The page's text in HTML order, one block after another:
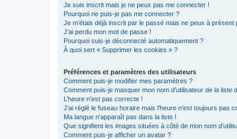
Je suis inscrit mais je ne peux pas me connecter !
Pourquoi ne puis-je pas me connecter ?
Je m’étais déjà inscrit par le passé mais ne peux à présent
J’ai perdu mon mot de passe !
Pourquoi suis-je déconnecté automatiquement ?
À quoi sert « Supprimer les cookies » ?
Préférences et paramètres des utilisateurs
Comment puis-je modifier mes paramètres ?
Comment puis-je masquer mon nom d’utilisateur de la liste
L’heure n’est pas correcte !
J’ai réglé le fuseau horaire mais l’heure n’est toujours pas
Ma langue n’apparaît pas dans la liste !
Que signifient les images situées à côté de mon nom
Comment puis-je afficher un avatar ?